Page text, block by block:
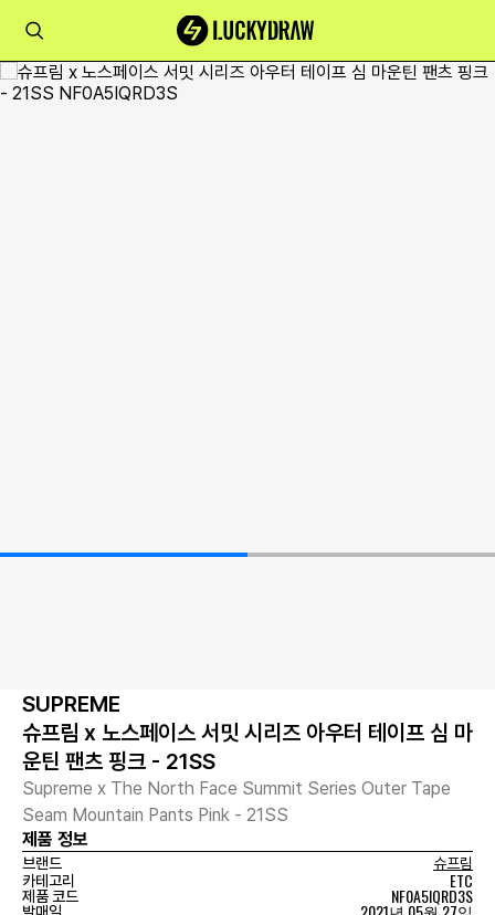
SUPREME
슈프림 x 노스페이스 서밋 시리즈 아우터 테이프 심 마
운틴 팬츠 핑크 - 21SS
Supreme x The North Face Summit Series Outer Tape
Seam Mountain Pants Pink - 21SS
제품 정보
브랜드
슈프림
카테고리
ETC
제품 코드 NF0A5IQRD3S